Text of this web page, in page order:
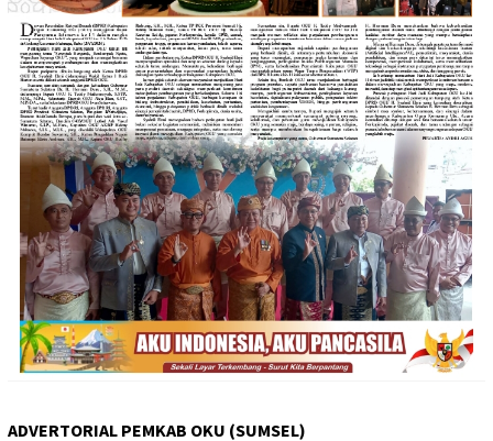
ADVERTORIAL PEMKAB OKU (SUMSEL)